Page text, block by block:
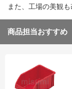
また、工場の美観
商品担当おすすめ